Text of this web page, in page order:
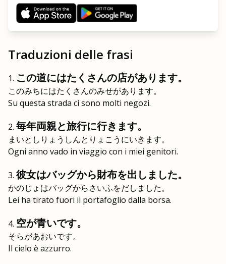
Traduzioni delle frasi
この道にはたくさんの店があります。
このみちにはたくさんのみせがあります。
Su questa strada ci sono molti negozi.
毎年両親と旅行に行きます。
まいとしりょうしんとりょこうにいきます。
Ogni anno vado in viaggio con i miei genitori.
彼女はバッグから財布を出しました。
かのじょはバッグからさいふをだしました。
Lei ha tirato fuori il portafoglio dalla borsa.
空が青いです。
そらがあおいです。
Il cielo è azzurro.